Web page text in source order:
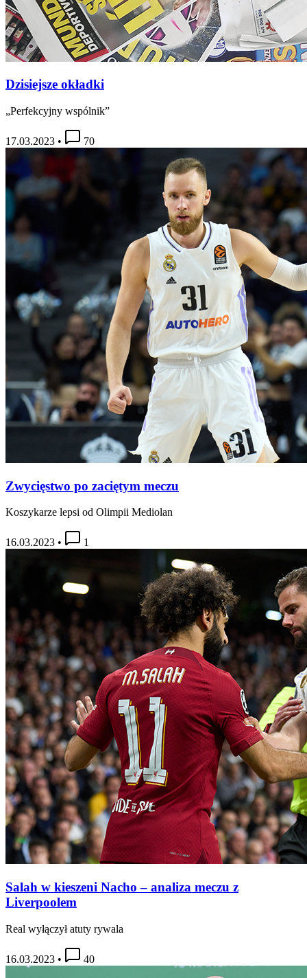
Dzisiejsze okładki
„Perfekcyjny wspólnik”
17.03.2023 • 70
Zwycięstwo po zaciętym meczu
Koszykarze lepsi od Olimpii Mediolan
16.03.2023 • 1
Salah w kieszeni Nacho – analiza meczu z
Liverpoolem
Real wyłączył atuty rywala
16.03.2023 • 40